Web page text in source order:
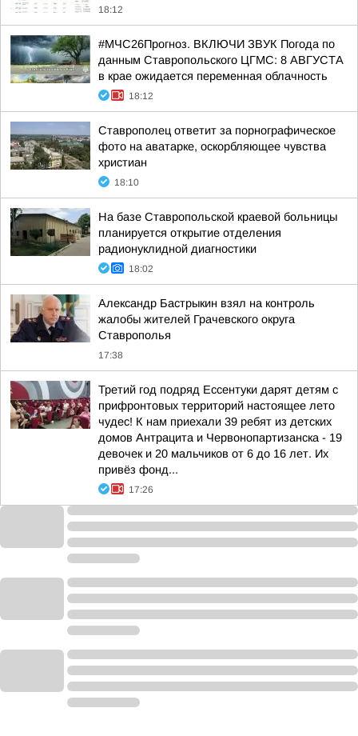
18:12
#МЧС26Прогноз. ВКЛЮЧИ ЗВУК Погода по
данным Ставропольского ЦГМС: 8 АВГУСТА
в крае ожидается переменная облачность
18:12
Ставрополец ответит за порнографическое
фото на аватарке, оскорбляющее чувства
христиан
18:10
На базе Ставропольской краевой больницы
планируется открытие отделения
радионуклидной диагностики
18:02
Александр Бастрыкин взял на контроль
жалобы жителей Грачевского округа
Ставрополья
17:38
Третий год подряд Ессентуки дарят детям с
прифронтовых территорий настоящее лето
чудес! К нам приехали 39 ребят из детских
домов Антрацита и Червонопартизанска - 19
девочек и 20 мальчиков от 6 до 16 лет. Их
привёз фонд...
17:26